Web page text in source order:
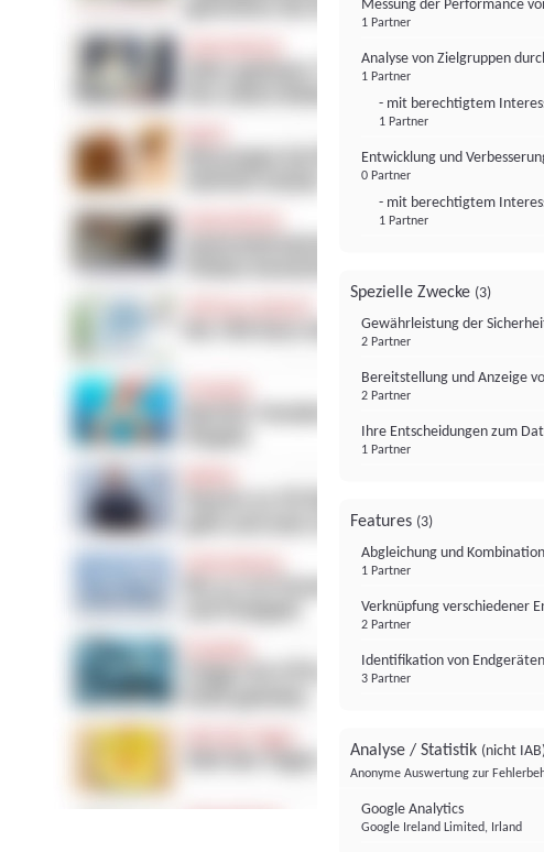
Messung der Performance
1 Partner
Analyse von Zielgruppen
1 Partner
- mit berechtigtem
1 Partner
Entwicklung und
0 Partner
- mit berechtigtem
1 Partner
Spezielle Zwecke (3)
Gewährleistung der
2 Partner
Bereitstellung und Anzeige
2 Partner
Ihre Entscheidungen zum
1 Partner
Features (3)
Abgleichung und
1 Partner
Verknüpfung verschiedener
2 Partner
Identifikation von
3 Partner
Analyse / Statistik (nicht
Anonyme Auswertung zur
Google Analytics
Google Ireland Limited, Irland